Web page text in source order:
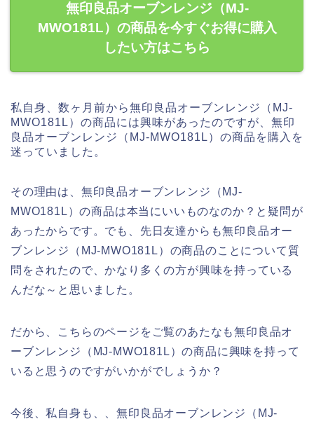
無印良品オーブンレンジ（MJ‐
MWO181L）の商品を今すぐお得に購入
したい方はこちら
私自身、数ヶ月前から無印良品オーブンレンジ（MJ‐
MWO181L）の商品には興味があったのですが、無印
良品オーブンレンジ（MJ‐MWO181L）の商品を購入を
迷っていました。
その理由は、無印良品オーブンレンジ（MJ‐
MWO181L）の商品は本当にいいものなのか？と疑問が
あったからです。でも、先日友達からも無印良品オー
ブンレンジ（MJ‐MWO181L）の商品のことについて質
問をされたので、かなり多くの方が興味を持っている
んだな～と思いました。
だから、こちらのページをご覧のあたなも無印良品オ
ーブンレンジ（MJ‐MWO181L）の商品に興味を持って
いると思うのですがいかがでしょうか？
今後、私自身も、、無印良品オーブンレンジ（MJ‐